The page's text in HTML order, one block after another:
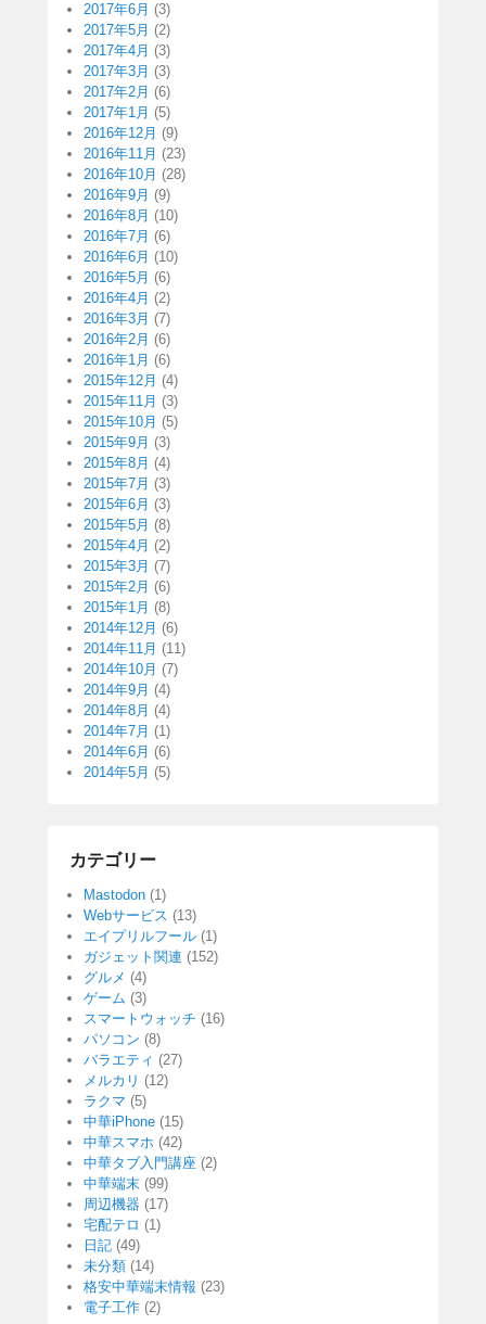
2017年6月 (3)
2017年5月 (2)
2017年4月 (3)
2017年3月 (3)
2017年2月 (6)
2017年1月 (5)
2016年12月 (9)
2016年11月 (23)
2016年10月 (28)
2016年9月 (9)
2016年8月 (10)
2016年7月 (6)
2016年6月 (10)
2016年5月 (6)
2016年4月 (2)
2016年3月 (7)
2016年2月 (6)
2016年1月 (6)
2015年12月 (4)
2015年11月 (3)
2015年10月 (5)
2015年9月 (3)
2015年8月 (4)
2015年7月 (3)
2015年6月 (3)
2015年5月 (8)
2015年4月 (2)
2015年3月 (7)
2015年2月 (6)
2015年1月 (8)
2014年12月 (6)
2014年11月 (11)
2014年10月 (7)
2014年9月 (4)
2014年8月 (4)
2014年7月 (1)
2014年6月 (6)
2014年5月 (5)
カテゴリー
Mastodon (1)
Webサービス (13)
エイプリルフール (1)
ガジェット関連 (152)
グルメ (4)
ゲーム (3)
スマートウォッチ (16)
パソコン (8)
バラエティ (27)
メルカリ (12)
ラクマ (5)
中華iPhone (15)
中華スマホ (42)
中華タブ入門講座 (2)
中華端末 (99)
周辺機器 (17)
宅配テロ (1)
日記 (49)
未分類 (14)
格安中華端末情報 (23)
電子工作 (2)